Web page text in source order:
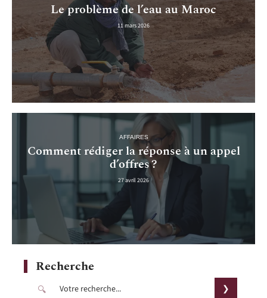
Le problème de l’eau au Maroc
11 mars 2026
AFFAIRES
Comment rédiger la réponse à un appel
d’offres ?
27 avril 2026
Recherche